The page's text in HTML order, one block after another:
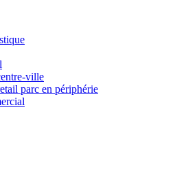
ville
parc en périphérie